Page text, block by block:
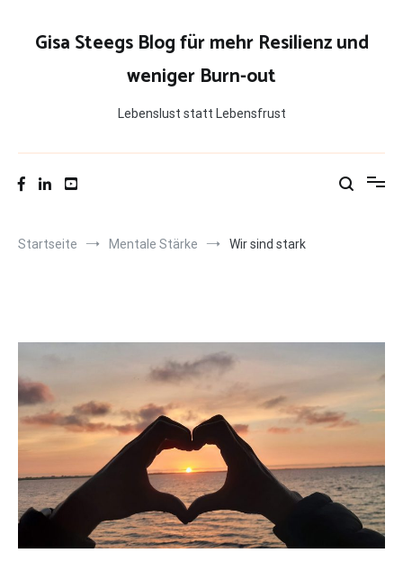
springenGisa Steegs Blog für mehr Resilienz und
weniger Burn-out
Lebenslust statt Lebensfrust
Startseite Mentale Stärke Wir sind stark